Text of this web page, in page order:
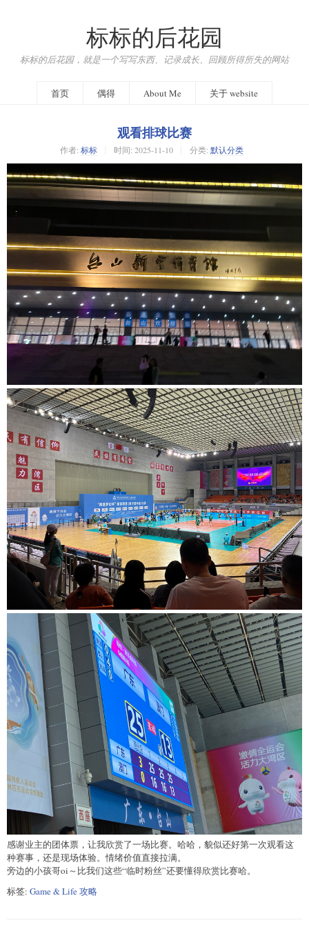
标标的后花园
标标的后花园，就是一个写写东西、记录成长、回顾所得所失的网站
首页 偶得 About Me 关于 website
观看排球比赛
作者: 标标 时间: 2025-11-10 分类: 默认分类
感谢业主的团体票，让我欣赏了一场比赛。哈哈，貌似还好第一次观看这
种赛事，还是现场体验。情绪价值直接拉满。
旁边的小孩哥oi～比我们这些“临时粉丝”还要懂得欣赏比赛哈。
标签: Game & Life 攻略